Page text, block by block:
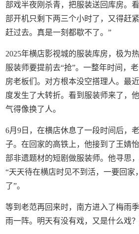
部戏半夜刚杀青，把服装送回库房。
部开机只剩下两三个小时了，又得赶
赶过去。真是一刻都歇不了。”
2025年横店影视城的服装库房，极为
服装师要提前去“抢”。一整年时间，
房老板们。对方根本没空搭理人。最
度发生了大转折。看到服装师来了，
气得像换了人。
6月9日，在横店休息了一段时间后，
子。在回家的高铁上，他接到了王婧
部非遗题材的短剧做服装师。他寻思
“天天待在横店时见不到活，一要回家
了”。
等到老范再回来时，南方进入了梅雨
雨一阵。明天有没有戏，又是什么戏？